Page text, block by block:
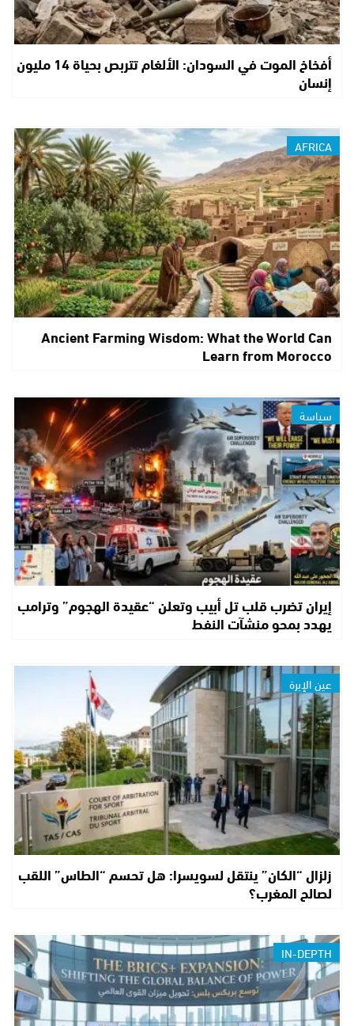
أفخاخ الموت في السودان: الألغام تتربص بحياة 14 مليون
إنسان
AFRICA
Ancient Farming Wisdom: What the World Can
Learn from Morocco
سياسة
إيران تضرب قلب تل أبيب وتعلن “عقيدة الهجوم” وترامب
يهدد بمحو منشآت النفط
عين الإبرة
زلزال “الكان” ينتقل لسويسرا: هل تحسم “الطاس” اللقب
لصالح المغرب؟
IN-DEPTH